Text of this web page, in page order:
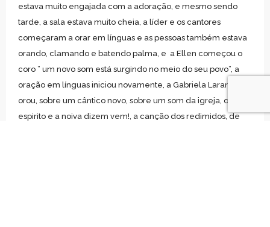
estava muito engajada com a adoração, e mesmo sendo
tarde, a sala estava muito cheia, a líder e os cantores
começaram a orar em línguas e as pessoas também estava
orando, clamando e batendo palma, e a Ellen começou o
coro ” um novo som está surgindo no meio do seu povo”, a
oração em línguas iniciou novamente, a Gabriela Laranjo
orou, sobre um cântico novo, sobre um som da igreja, onde o
espirito e a noiva dizem vem!, a canção dos redimidos, de